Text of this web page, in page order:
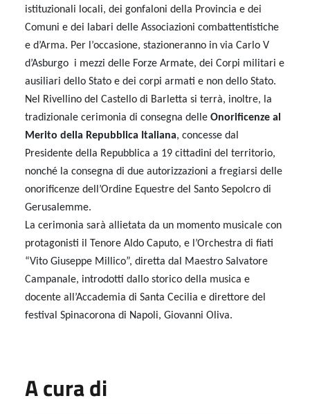
istituzionali locali, dei gonfaloni della Provincia e dei
Comuni e dei labari delle Associazioni combattentistiche
e d’Arma. Per l’occasione, stazioneranno in via Carlo V
d’Asburgo i mezzi delle Forze Armate, dei Corpi militari e
ausiliari dello Stato e dei corpi armati e non dello Stato.
Nel Rivellino del Castello di Barletta si terrà, inoltre, la
tradizionale cerimonia di consegna delle Onorificenze al
Merito della Repubblica Italiana, concesse dal
Presidente della Repubblica a 19 cittadini del territorio,
nonché la consegna di due autorizzazioni a fregiarsi delle
onorificenze dell’Ordine Equestre del Santo Sepolcro di
Gerusalemme.
La cerimonia sarà allietata da un momento musicale con
protagonisti il Tenore Aldo Caputo, e l’Orchestra di fiati
“Vito Giuseppe Millico”, diretta dal Maestro Salvatore
Campanale, introdotti dallo storico della musica e
docente all’Accademia di Santa Cecilia e direttore del
festival Spinacorona di Napoli, Giovanni Oliva.
A cura di